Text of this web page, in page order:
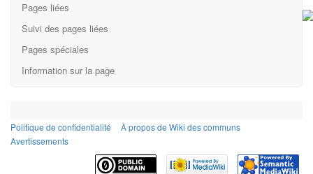
Pages liées
Suivi des pages liées
Pages spéciales
Information sur la page
Politique de confidentialité
À propos de Wiki des communs
Avertissements